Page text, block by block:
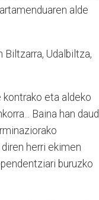
alde
Udalbiltza,
kontrako eta aldeko
Baina han
herri ekimen
buruzko